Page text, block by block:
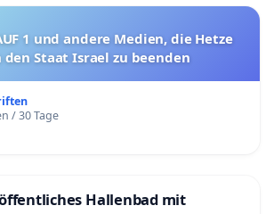
1 und andere Medien, die Hetze
den Staat Israel zu beenden
/ 30 Tage
Hallenbad mit